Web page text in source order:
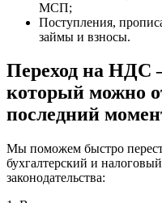
МСП;
Поступления,
займы и взносы.
Переход на НДС
который можно
последний
Мы поможем быстро
бухгалтерский и
законодательства: